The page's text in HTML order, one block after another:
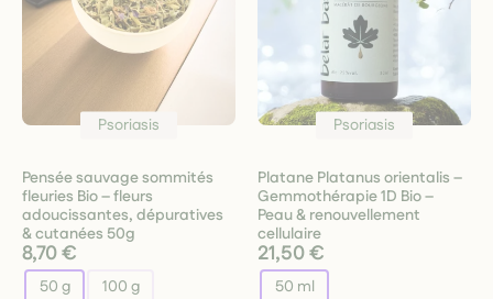
Psoriasis
Pensée sauvage sommités
fleuries Bio – fleurs
adoucissantes, dépuratives
& cutanées 50g
8,70 €
50 g
100 g
Psoriasis
Platane Platanus orientalis –
Gemmothérapie 1D Bio –
Peau & renouvellement
cellulaire
21,50 €
50 ml